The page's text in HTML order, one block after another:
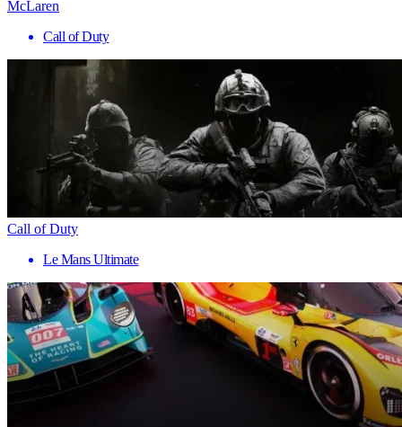
McLaren
Call of Duty
Call of Duty
Le Mans Ultimate